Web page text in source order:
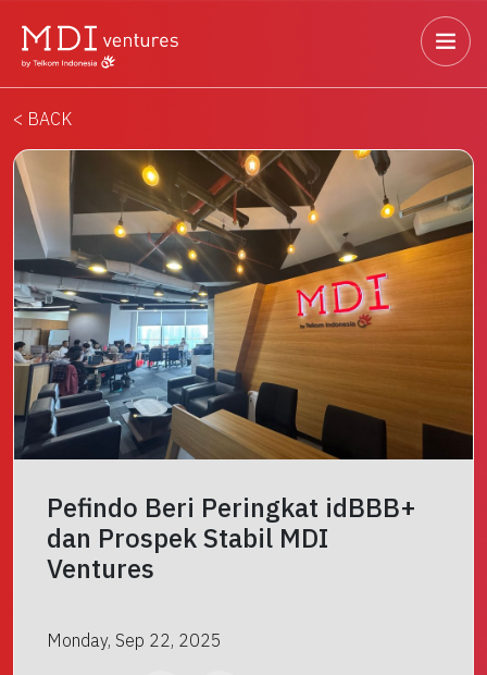
< BACK
Pefindo Beri Peringkat idBBB+
dan Prospek Stabil MDI
Ventures
Monday, Sep 22, 2025